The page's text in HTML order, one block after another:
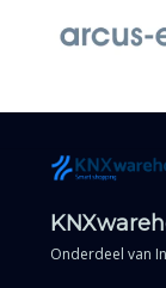
Onderdeel van